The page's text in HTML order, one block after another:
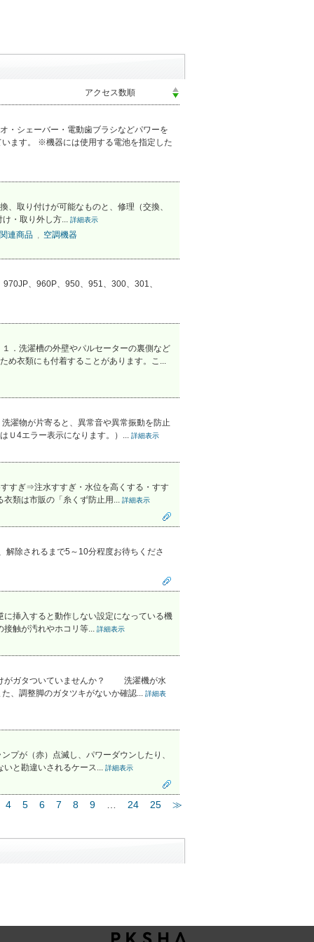
・シェーバー・電動歯ブラシなどパワーを
ます。 ※機器には使用する電池を指定した
取り付けが可能なものと、修理（交換、
・取り外し方... 詳細表示
連商品 , 空調機器
、960P、950、951、300、301、
．洗濯槽の外壁やパルセーターの裏側など
め衣類にも付着することがあります。こ...
濯物が片寄ると、異常音や異常振動を防止
Ｕ4エラー表示になります。）... 詳細表示
すぎ⇒注水すすぎ・水位を高くする・すす
類は市販の「糸くず防止用... 詳細表示
除されるまで5～10分程度お待ちくださ
挿入すると動作しない設定になっている機
触が汚れやホコリ等... 詳細表示
がガタついていませんか？ 洗濯機が水
、調整脚のガタツキがないか確認... 詳細表
プが（赤）点滅し、パワーダウンしたり、
と勘違いされるケース... 詳細表示
4 5 6 7 8 9 24 25 ≫